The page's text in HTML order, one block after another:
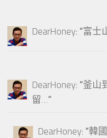
DearHoney: “富士
DearHoney: “釜山
留…”
DearHoney: “韓